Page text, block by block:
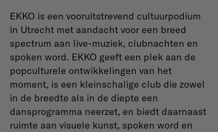
EKKO is een vooruitstrevend cultuurpodium
in Utrecht met aandacht voor een breed
spectrum aan live-muziek, clubnachten en
spoken word. EKKO geeft een plek aan de
popculturele ontwikkelingen van het
moment, is een kleinschalige club die zowel
in de breedte als in de diepte een
dansprogramma neerzet, en biedt daarnaast
ruimte aan visuele kunst, spoken word en